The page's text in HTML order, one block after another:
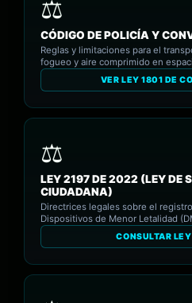
CÓDIGO DE POLICÍA Y
Reglas y limitaciones para el
fogueo y aire comprimido en
VER LEY 1801 DE
LEY 2197 DE 2022 (LEY DE
CIUDADANA)
Directrices legales sobre el
Dispositivos de Menor Letalidad
CONSULTAR